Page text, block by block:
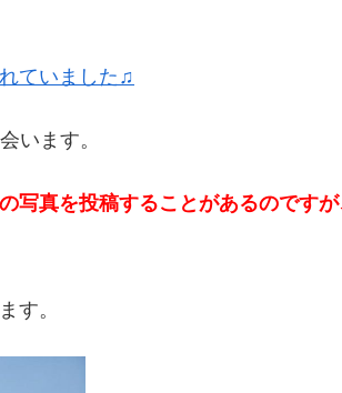
ていました♫
います。
写真を投稿することがあるのです
す。